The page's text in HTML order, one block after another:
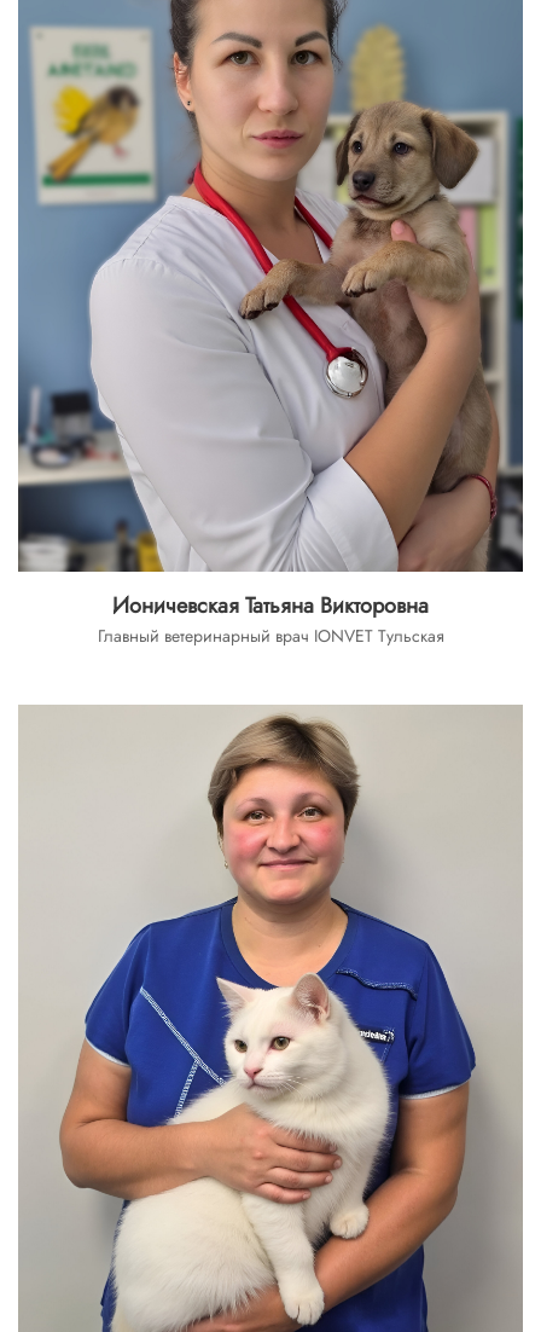
Ионичевская Татьяна Викторовна
Главный ветеринарный врач IONVET Тульская